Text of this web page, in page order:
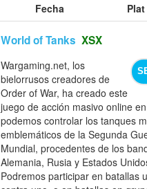
Fecha Plat
World of Tanks XSX
Wargaming.net, los
bielorrusos creadores de
Order of War, ha creado este
juego de acción masivo online
podemos controlar los tanques
emblemáticos de la Segunda
Mundial, procedentes de los
Alemania, Rusia y Estados
Podremos participar en batallas